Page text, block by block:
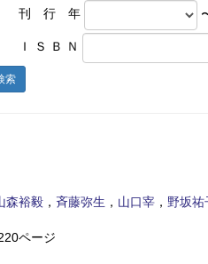
刊 行 年
Ｉ Ｓ Ｂ Ｎ
索
森裕毅 ， 斉藤弥生 ， 山口宰 ， 野坂祐
ページ